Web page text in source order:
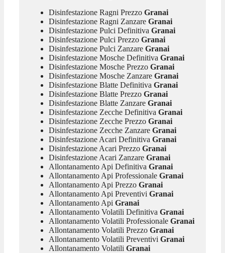
Disinfestazione Ragni PrezzoGranai
Disinfestazione Ragni ZanzareGranai
Disinfestazione Pulci Definitiva Granai
Disinfestazione Pulci PrezzoGranai
Disinfestazione Pulci ZanzareGranai
Disinfestazione Mosche Definitiva Granai
Disinfestazione Mosche PrezzoGranai
Disinfestazione Mosche ZanzareGranai
Disinfestazione Blatte Definitiva Granai
Disinfestazione Blatte PrezzoGranai
Disinfestazione Blatte ZanzareGranai
Disinfestazione Zecche Definitiva Granai
Disinfestazione Zecche PrezzoGranai
Disinfestazione Zecche ZanzareGranai
Disinfestazione Acari Definitiva Granai
Disinfestazione Acari PrezzoGranai
Disinfestazione Acari ZanzareGranai
Allontanamento Api Definitiva Granai
Allontanamento Api ProfessionaleGranai
Allontanamento Api PrezzoGranai
Allontanamento Api Preventivi Granai
Allontanamento Api Granai
Allontanamento Volatili Definitiva Granai
Allontanamento Volatili ProfessionaleGranai
Allontanamento Volatili PrezzoGranai
Allontanamento Volatili Preventivi Granai
Allontanamento Volatili Granai